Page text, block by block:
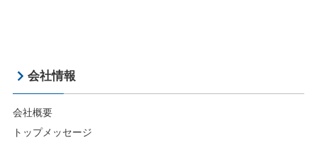
会社情報
会社概要
トップメッセージ